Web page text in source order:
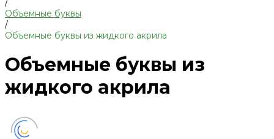
/
Объемные буквы
/
Объемные буквы из жидкого акрила
Объемные буквы из
жидкого акрила